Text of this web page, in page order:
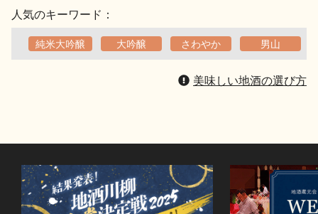
人気のキーワード：
純米大吟醸 大吟醸 さわやか 男山
美味しい地酒の選び方